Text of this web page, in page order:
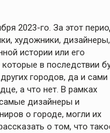
2023-го. За этот
художники, дизайнеры,
истории или его
в последствии
городов, да и сами
а что нет. В рамках
дизайнеры и
о городе, могли их
о том, что